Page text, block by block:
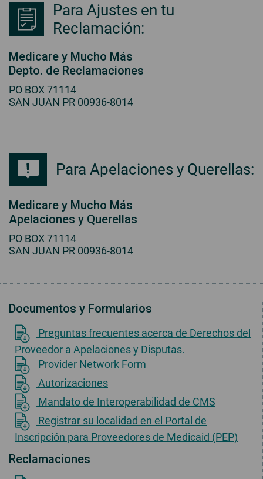
Para Ajustes en tu
Reclamación:
Medicare y Mucho Más
Depto. de Reclamaciones
PO BOX 71114
SAN JUAN PR 00936-8014
Para Apelaciones y Querellas:
Medicare y Mucho Más
Apelaciones y Querellas
PO BOX 71114
SAN JUAN PR 00936-8014
Documentos y Formularios
Preguntas frecuentes acerca de Derechos del
Proveedor a Apelaciones y Disputas.
Provider Network Form
Autorizaciones
Mandato de Interoperabilidad de CMS
Registrar su localidad en el Portal de
Inscripción para Proveedores de Medicaid (PEP)
Reclamaciones